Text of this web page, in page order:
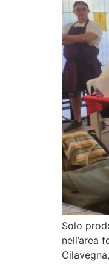
Solo
nell’area